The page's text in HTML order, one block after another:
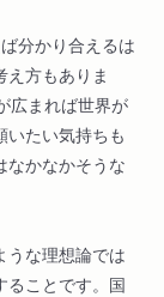
分かり合えるは
方もありま
広まれば世界が
いたい気持ちも
なかなかそうな
うな理想論では
ることです。国